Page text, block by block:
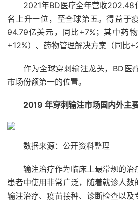
2021年BD医疗全年营收202.48
名上升一位，至全球第五。得益于
94.79亿美元，同比+7%；其中药
+12%）、药物管理解决方案（同比
作为全球穿刺输注龙头，BD医
市场份额第一的位置。
2019 年穿刺输注市场国内外主
数据来源：公开资料整理
输注治疗作为临床上最常规的治
患者中使用非常广泛，随着就诊人数
输注治疗、疫苗接种、诊断检查以及